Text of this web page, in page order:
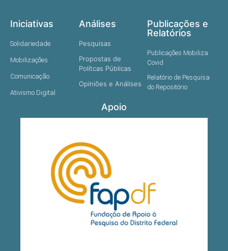
Iniciativas
Solidariedade
Mobilizações
Comunicação
Ativismo Digital
Análises
Pesquisas
Propostas de
Polítcas Públicas
Opiniões e Análises
Publicações e
Relatórios
Publicações Mobiliza
Covid
Relatório de Pesquisa
do Repositório
Apoio